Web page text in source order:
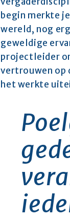
begin merkte
wereld, nog
geweldige
projectleider
vertrouwen op
het werkte